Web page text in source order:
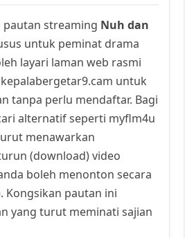
pautan streaming Nuh dan
untuk peminat drama
layari laman web rasmi
untuk
tanpa perlu mendaftar. Bagi
alternatif seperti myflm4u
menawarkan
(download) video
boleh menonton secara
Kongsikan pautan ini
yang turut meminati sajian